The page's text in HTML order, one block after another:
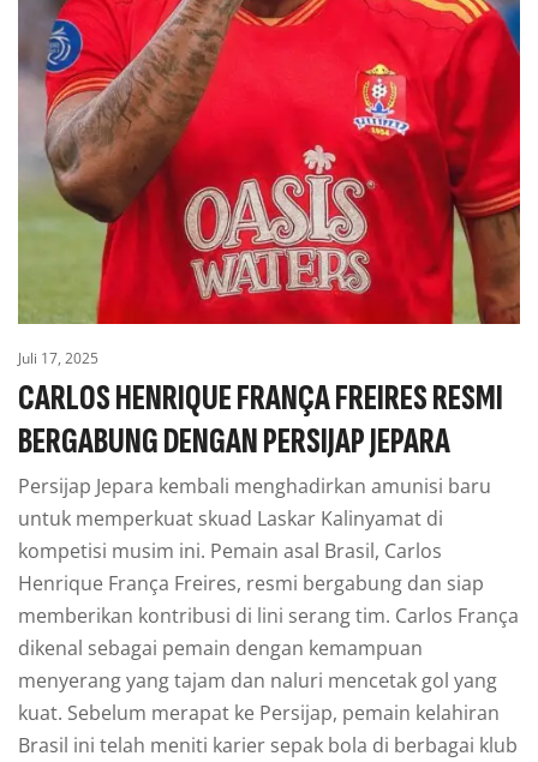
Juli 17, 2025
CARLOS HENRIQUE FRANÇA FREIRES RESMI
BERGABUNG DENGAN PERSIJAP JEPARA
Persijap Jepara kembali menghadirkan amunisi baru
untuk memperkuat skuad Laskar Kalinyamat di
kompetisi musim ini. Pemain asal Brasil, Carlos
Henrique França Freires, resmi bergabung dan siap
memberikan kontribusi di lini serang tim. Carlos França
dikenal sebagai pemain dengan kemampuan
menyerang yang tajam dan naluri mencetak gol yang
kuat. Sebelum merapat ke Persijap, pemain kelahiran
Brasil ini telah meniti karier sepak bola di berbagai klub